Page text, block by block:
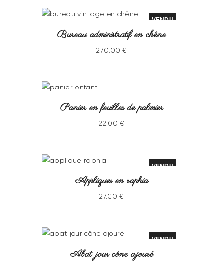
VENDU
Bureau administratif en chêne
270.00 €
Panier en feuilles de palmier
22.00 €
VENDU
Appliques en raphia
27.00 €
VENDU
Abat jour cône ajouré